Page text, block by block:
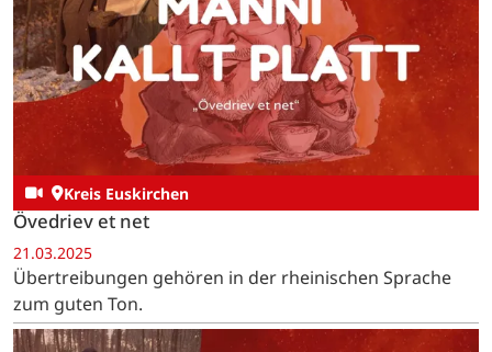
Kreis Euskirchen
Övedriev et net
21.03.2025
Übertreibungen gehören in der rheinischen Sprache
zum guten Ton.